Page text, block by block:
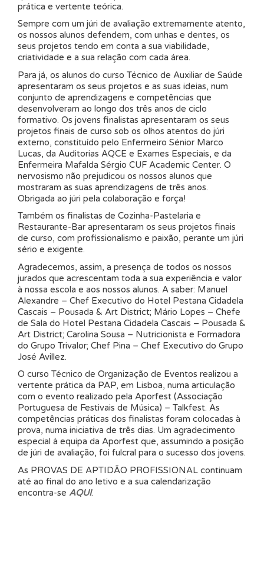
prática e vertente teórica.
Sempre com um júri de avaliação extremamente atento,
os nossos alunos defendem, com unhas e dentes, os
seus projetos tendo em conta a sua viabilidade,
criatividade e a sua relação com cada área.
Para já, os alunos do curso Técnico de Auxiliar de Saúde
apresentaram os seus projetos e as suas ideias, num
conjunto de aprendizagens e competências que
desenvolveram ao longo dos três anos de ciclo
formativo. Os jovens finalistas apresentaram os seus
projetos finais de curso sob os olhos atentos do júri
externo, constituído pelo Enfermeiro Sénior Marco
Lucas, da Auditorias AQCE e Exames Especiais, e da
Enfermeira Mafalda Sérgio CUF Academic Center. O
nervosismo não prejudicou os nossos alunos que
mostraram as suas aprendizagens de três anos.
Obrigada ao júri pela colaboração e força!
Também os finalistas de Cozinha-Pastelaria e
Restaurante-Bar apresentaram os seus projetos finais
de curso, com profissionalismo e paixão, perante um júri
sério e exigente.
Agradecemos, assim, a presença de todos os nossos
jurados que acrescentam toda a sua experiência e valor
à nossa escola e aos nossos alunos. A saber: Manuel
Alexandre – Chef Executivo do Hotel Pestana Cidadela
Cascais – Pousada & Art District; Mário Lopes – Chefe
de Sala do Hotel Pestana Cidadela Cascais – Pousada &
Art District; Carolina Sousa – Nutricionista e Formadora
do Grupo Trivalor; Chef Pina – Chef Executivo do Grupo
José Avillez.
O curso Técnico de Organização de Eventos realizou a
vertente prática da PAP, em Lisboa, numa articulação
com o evento realizado pela Aporfest (Associação
Portuguesa de Festivais de Música) – Talkfest. As
competências práticas dos finalistas foram colocadas à
prova, numa iniciativa de três dias. Um agradecimento
especial à equipa da Aporfest que, assumindo a posição
de júri de avaliação, foi fulcral para o sucesso dos jovens.
As PROVAS DE APTIDÃO PROFISSIONAL continuam
até ao final do ano letivo e a sua calendarização
encontra-se AQUI.